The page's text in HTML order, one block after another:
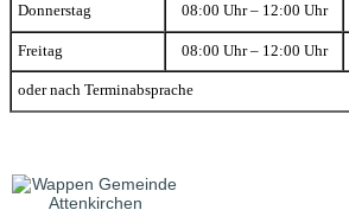
Donnerstag 08:00 Uhr – 12:00 Uhr
Freitag 08:00 Uhr – 12:00 Uhr
oder nach Terminabsprache